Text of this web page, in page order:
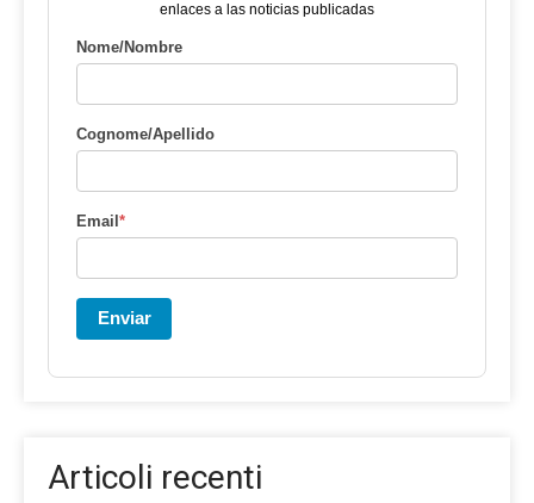
enlaces a las noticias publicadas
Nome/Nombre
Cognome/Apellido
Email *
Enviar
Articoli recenti